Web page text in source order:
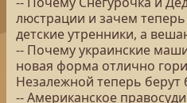
люстрации и зачем
детские утренники, а
-- Почему украинские
новая форма отлично
Незалежной теперь берут
-- Американское